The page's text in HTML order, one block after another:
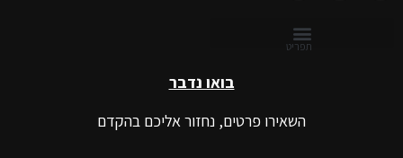
בואו נדבר
השאירו פרטים, נחזור אליכם בהקדם